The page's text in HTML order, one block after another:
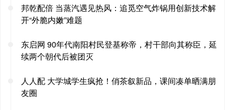
邦乾配倍 当蒸汽遇见热风：追觅空气炸锅用创新技术解
开“外脆内嫩”难题
东启网 90年代南阳村民登基称帝，村干部向其称臣，延
续两个朝代后被团灭
人人配 大学城学生疯抢！俏茶叙新品，课间凑单晒满朋
友圈